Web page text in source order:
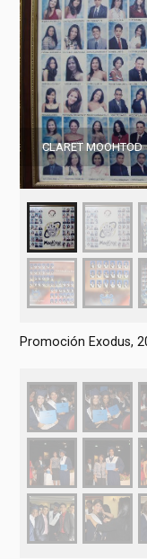
CLARET MOOHTOD
Promoción Exodus,